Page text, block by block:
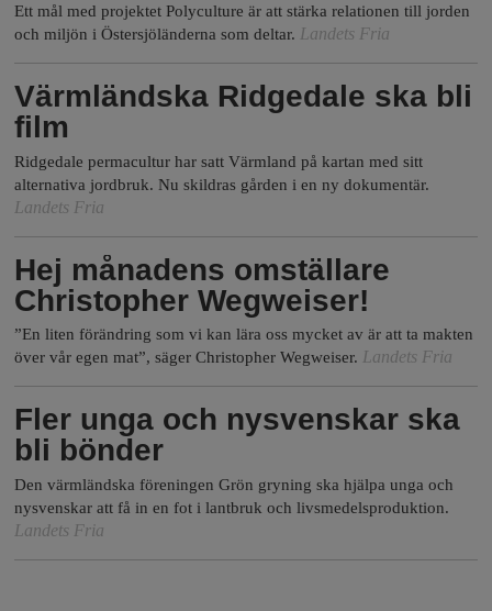
Ett mål med projektet Polyculture är att stärka relationen till jorden
och miljön i Östersjöländerna som deltar. Landets Fria
Värmländska Ridgedale ska bli
film
Ridgedale permacultur har satt Värmland på kartan med sitt
alternativa jordbruk. Nu skildras gården i en ny dokumentär.
Landets Fria
Hej månadens omställare
Christopher Wegweiser!
”En liten förändring som vi kan lära oss mycket av är att ta makten
över vår egen mat”, säger Christopher Wegweiser. Landets Fria
Fler unga och nysvenskar ska
bli bönder
Den värmländska föreningen Grön gryning ska hjälpa unga och
nysvenskar att få in en fot i lantbruk och livsmedelsproduktion.
Landets Fria